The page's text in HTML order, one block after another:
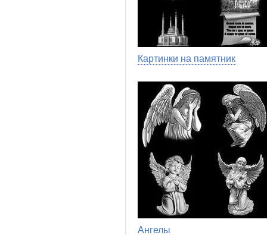
Картинки на памятник
Ангелы